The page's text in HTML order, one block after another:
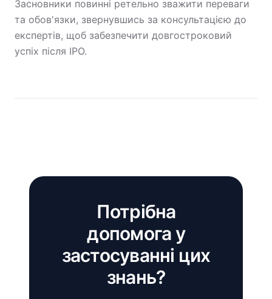
Засновники повинні ретельно зважити переваги
та обов'язки, звернувшись за консультацією до
експертів, щоб забезпечити довгостроковий
успіх після IPO.
Потрібна
допомога у
застосуванні цих
знань?